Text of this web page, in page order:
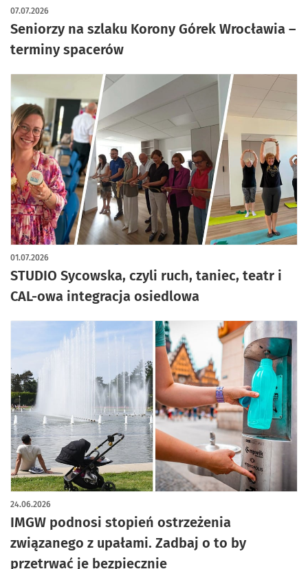
Seniorzy na szlaku Korony Górek Wrocławia –
terminy spacerów
07.07.2026
STUDIO Sycowska, czyli ruch, taniec, teatr i
CAL-owa integracja osiedlowa
01.07.2026
IMGW podnosi stopień ostrzeżenia
związanego z upałami. Zadbaj o to by
przetrwać je bezpiecznie
24.06.2026